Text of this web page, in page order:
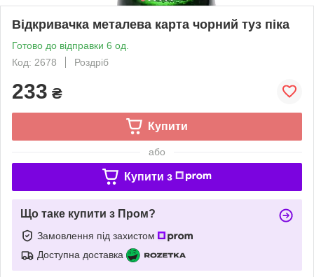
Відкривачка металева карта чорний туз піка
Готово до відправки 6 од.
Код: 2678
Роздріб
233 ₴
Купити
або
Купити з
Що таке купити з Пром?
Замовлення під захистом
Доступна доставка